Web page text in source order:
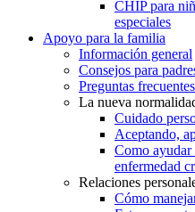
CHIP para
especiales
Apoyo para la familia
Información general
Consejos para
Preguntas frecuentes
La nueva
Cuidado
Aceptando,
Como
enfermedad
Relaciones
Cómo